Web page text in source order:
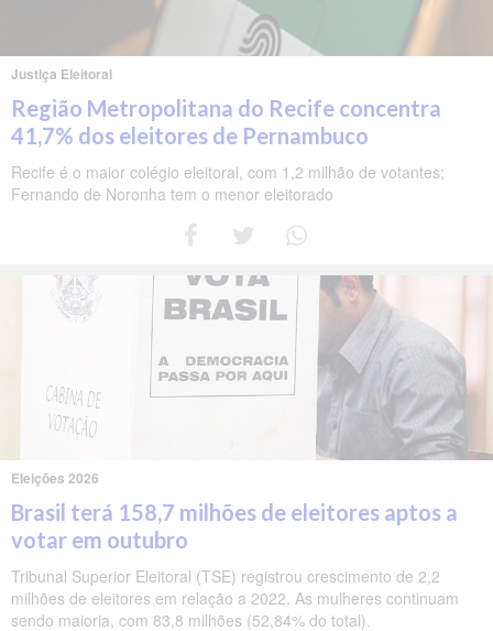
Justiça Eleitoral
Região Metropolitana do Recife concentra
41,7% dos eleitores de Pernambuco
Recife é o maior colégio eleitoral, com 1,2 milhão de votantes;
Fernando de Noronha tem o menor eleitorado
Eleições 2026
Brasil terá 158,7 milhões de eleitores aptos a
votar em outubro
Tribunal Superior Eleitoral (TSE) registrou crescimento de 2,2
milhões de eleitores em relação a 2022. As mulheres continuam
sendo maioria, com 83,8 milhões (52,84% do total).